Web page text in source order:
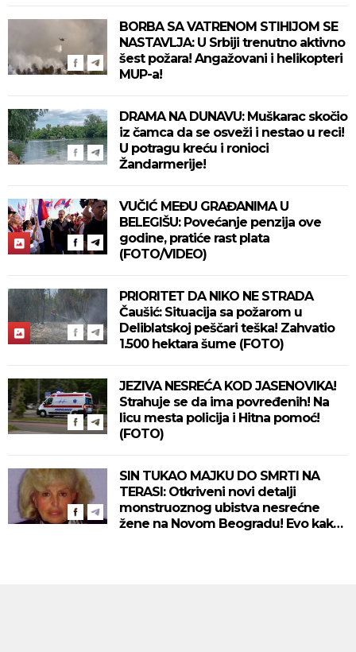
BORBA SA VATRENOM STIHIJOM SE
NASTAVLJA: U Srbiji trenutno aktivno
šest požara! Angažovani i helikopteri
MUP-a!
DRAMA NA DUNAVU: Muškarac skočio
iz čamca da se osveži i nestao u reci!
U potragu kreću i ronioci
Žandarmerije!
VUČIĆ MEĐU GRAĐANIMA U
BELEGIŠU: Povećanje penzija ove
godine, pratiće rast plata
(FOTO/VIDEO)
PRIORITET DA NIKO NE STRADA
Čaušić: Situacija sa požarom u
Deliblatskoj peščari teška! Zahvatio
1.500 hektara šume (FOTO)
JEZIVA NESREĆA KOD JASENOVIKA!
Strahuje se da ima povređenih! Na
licu mesta policija i Hitna pomoć!
(FOTO)
SIN TUKAO MAJKU DO SMRTI NA
TERASI: Otkriveni novi detalji
monstruoznog ubistva nesrećne
žene na Novom Beogradu! Evo kako